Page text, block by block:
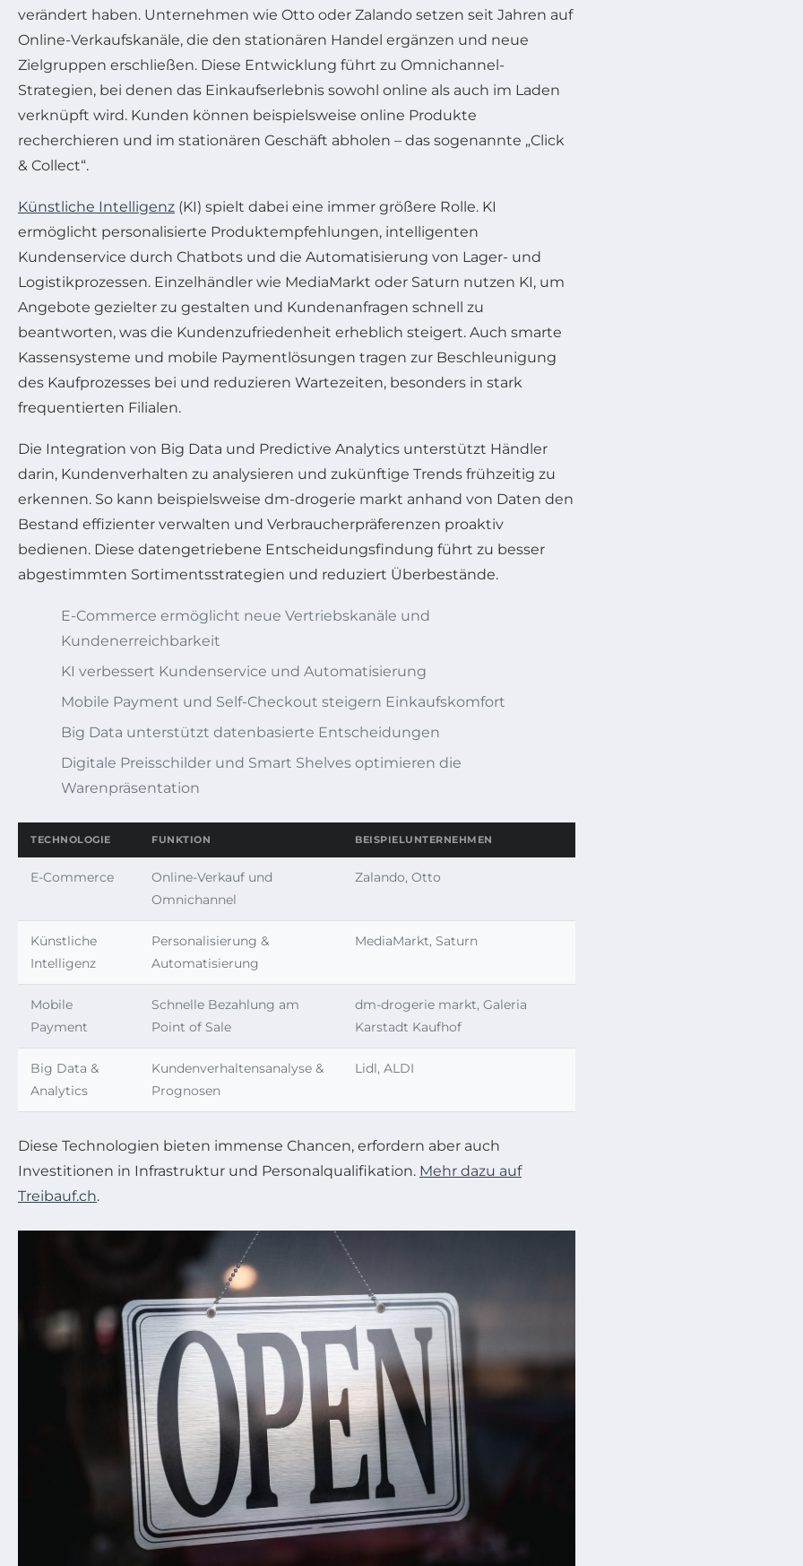
verändert haben. Unternehmen wie Otto oder Zalando setzen seit Jahren auf
Online-Verkaufskanäle, die den stationären Handel ergänzen und neue
Zielgruppen erschließen. Diese Entwicklung führt zu Omnichannel-
Strategien, bei denen das Einkaufserlebnis sowohl online als auch im Laden
verknüpft wird. Kunden können beispielsweise online Produkte
recherchieren und im stationären Geschäft abholen – das sogenannte „Click
& Collect“.
Künstliche Intelligenz (KI) spielt dabei eine immer größere Rolle. KI
ermöglicht personalisierte Produktempfehlungen, intelligenten
Kundenservice durch Chatbots und die Automatisierung von Lager- und
Logistikprozessen. Einzelhändler wie MediaMarkt oder Saturn nutzen KI, um
Angebote gezielter zu gestalten und Kundenanfragen schnell zu
beantworten, was die Kundenzufriedenheit erheblich steigert. Auch smarte
Kassensysteme und mobile Paymentlösungen tragen zur Beschleunigung
des Kaufprozesses bei und reduzieren Wartezeiten, besonders in stark
frequentierten Filialen.
Die Integration von Big Data und Predictive Analytics unterstützt Händler
darin, Kundenverhalten zu analysieren und zukünftige Trends frühzeitig zu
erkennen. So kann beispielsweise dm-drogerie markt anhand von Daten den
Bestand effizienter verwalten und Verbraucherpräferenzen proaktiv
bedienen. Diese datengetriebene Entscheidungsfindung führt zu besser
abgestimmten Sortimentsstrategien und reduziert Überbestände.
E-Commerce ermöglicht neue Vertriebskanäle und
Kundenerreichbarkeit
KI verbessert Kundenservice und Automatisierung
Mobile Payment und Self-Checkout steigern Einkaufskomfort
Big Data unterstützt datenbasierte Entscheidungen
Digitale Preisschilder und Smart Shelves optimieren die
Warenpräsentation
TECHNOLOGIE FUNKTION BEISPIELUNTERNEHMEN
E-Commerce
Online-Verkauf und
Omnichannel
Zalando, Otto
Künstliche
Intelligenz
Personalisierung &
Automatisierung
MediaMarkt, Saturn
Mobile
Payment
Schnelle Bezahlung am
Point of Sale
dm-drogerie markt, Galeria
Karstadt Kaufhof
Big Data &
Analytics
Kundenverhaltensanalyse &
Prognosen
Lidl, ALDI
Diese Technologien bieten immense Chancen, erfordern aber auch
Investitionen in Infrastruktur und Personalqualifikation. Mehr dazu auf
Treibauf.ch.